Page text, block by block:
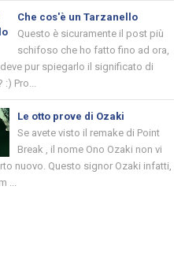
Che cos'è un Tarzanello
Questo è sicuramente il post più
schifoso che ho fatto fino ad ora,
pur spiegarlo il significato di
:) Pro...
Le otto prove di Ozaki
Se avete visto il remake di Point
Break , il nome Ono Ozaki non vi
nuovo. Questo signor Ozaki infatti,
...